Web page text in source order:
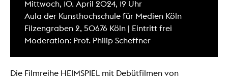
Mittwoch, 10. April 2024, 19 Uhr
Aula der Kunsthochschule für Medien Köln
Filzengraben 2, 50676 Köln | Eintritt frei
Moderation: Prof. Philip Scheffner
Die Filmreihe HEIMSPIEL mit Debütfilmen von